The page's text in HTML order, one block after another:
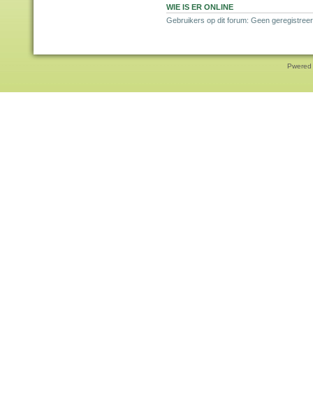
WIE IS ER ONLINE
Gebruikers op dit forum: Geen